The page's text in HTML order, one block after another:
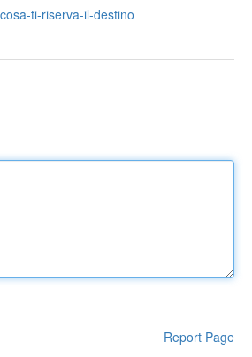
ti-riserva-il-destino
Report Page